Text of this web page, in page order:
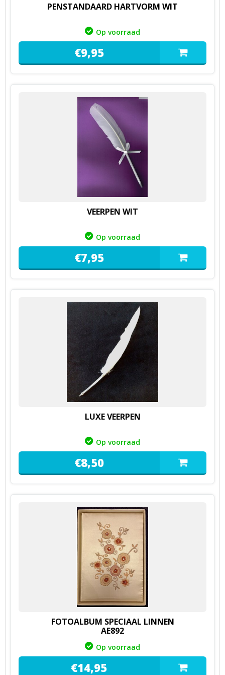
PENSTANDAARD HARTVORM WIT
Op voorraad
€9,95
VEERPEN WIT
Op voorraad
€7,95
LUXE VEERPEN
Op voorraad
€8,50
FOTOALBUM SPECIAAL LINNEN
AE892
Op voorraad
€14,95